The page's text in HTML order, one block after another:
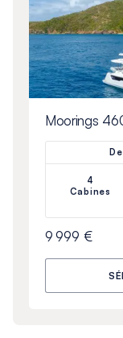
Moorings
4
Cabines
9 999 €